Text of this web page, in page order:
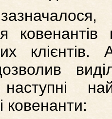
наступні
ковенанти: